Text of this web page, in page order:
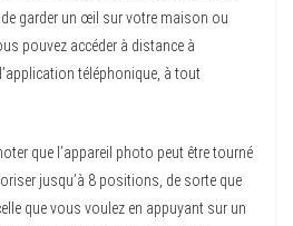
garder un œil sur votre maison ou
pouvez accéder à distance à
téléphonique, à tout
que l’appareil photo peut être tourné
jusqu’à 8 positions, de sorte que
que vous voulez en appuyant sur un